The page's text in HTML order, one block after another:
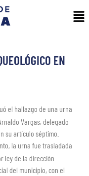
EN
el hallazgo de una urna
Vargas, delegado
su artículo séptimo.
la urna fue trasladada
ley de la dirección
del municipio, con el